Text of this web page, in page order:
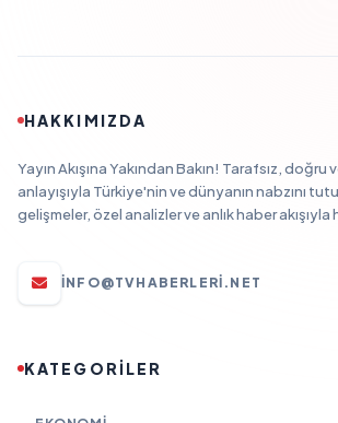
HAKKIMIZDA
Yayın Akışına Yakından Bakın! Tarafsız,
anlayışıyla Türkiye'nin ve dünyanın nabzını
gelişmeler, özel analizler ve anlık haber akışıyla
INFO@TVHABERLERI.NET
KATEGORİLER